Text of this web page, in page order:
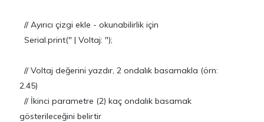
// Ayırıcı çizgi ekle - okunabilirlik için
Serial.print(" | Voltaj: ");
// Voltaj değerini yazdır, 2 ondalık basamakla (örn:
2.45)
// İkinci parametre (2) kaç ondalık basamak
gösterileceğini belirtir